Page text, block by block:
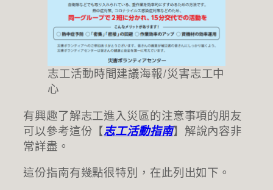
志工活動時間建議海報/災害志工中
心
有興趣了解志工進入災區的注意事項的朋友
可以參考這份【志工活動指南】解說內容非
常詳盡。
這份指南有幾點很特別，在此列出如下。